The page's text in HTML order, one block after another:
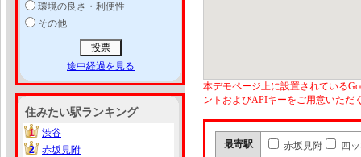
環境の良さ・利便性
その他
途中経過を見る
住みたい駅ランキング
1
1
渋谷
2
2
赤坂見附
本デモページ上に設置されている
ントおよびAPIキーをご用意いただ
最寄駅 赤坂見附 四